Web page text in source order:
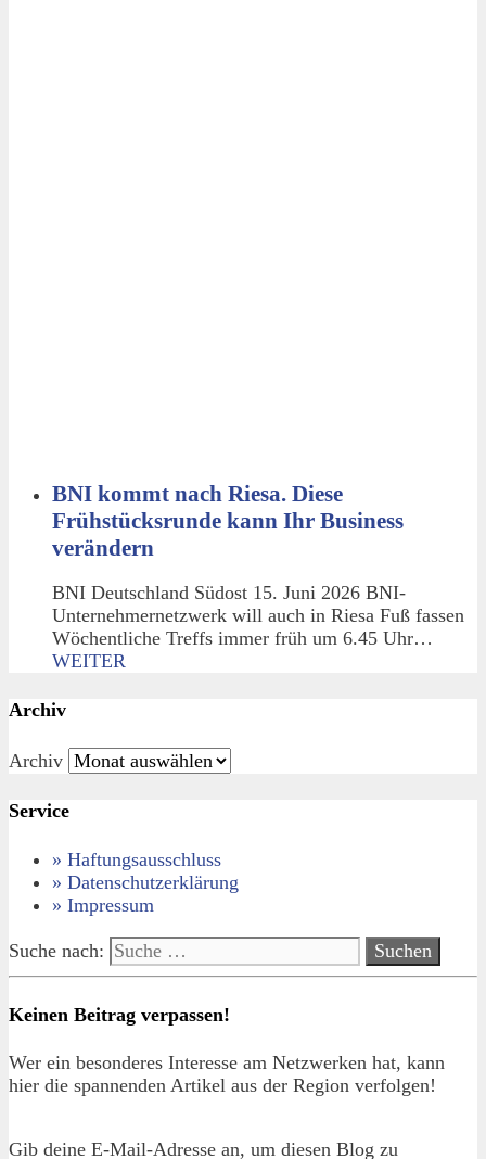
BNI kommt nach Riesa. Diese
Frühstücksrunde kann Ihr Business
verändern
BNI Deutschland Südost 15. Juni 2026 BNI-
Unternehmernetzwerk will auch in Riesa Fuß fassen
Wöchentliche Treffs immer früh um 6.45 Uhr…
WEITER
Archiv
Archiv
Service
» Haftungsausschluss
» Datenschutzerklärung
» Impressum
Suche nach:
Keinen Beitrag verpassen!
Wer ein besonderes Interesse am Netzwerken hat, kann
hier die spannenden Artikel aus der Region verfolgen!
Gib deine E-Mail-Adresse an, um diesen Blog zu